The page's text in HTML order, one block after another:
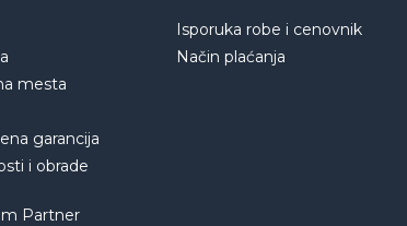
mesta
garancija
i obrade
Partner
Isporuka robe i cenovnik
Način plaćanja